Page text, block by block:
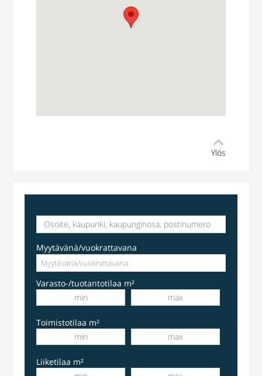
Ylös
Myytävänä/vuokrattavana
Varasto-/tuotantotilaa m²
Toimistotilaa m²
Liiketilaa m²
Kuninkaalantie 19, Vantaa, Suomi, Kuninkaala
Liiketila,Huoltotila